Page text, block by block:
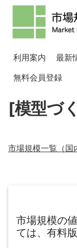
利用案内 最新
無料会員登録
[模型づ
市場規模一覧（国
市場規模の
ては、有料